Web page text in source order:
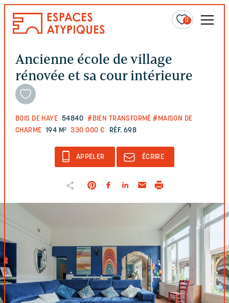
0
Ancienne école de village
rénovée et sa cour intérieure
BOIS DE HAYE 54840 #BIEN TRANSFORMÉ #MAISON DE
CHARME 194 M² 330 000 € RÉF. 698
APPELER ÉCRIRE